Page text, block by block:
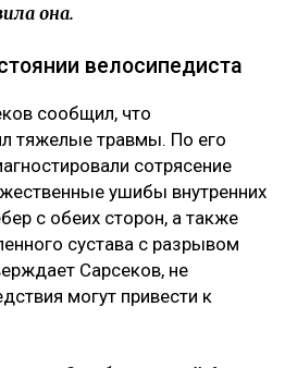
она.
велосипедиста
сообщил, что
тяжелые травмы. По его
сотрясение
ушибы внутренних
с обеих сторон, а также
сустава с разрывом
Сарсеков, не
могут привести к